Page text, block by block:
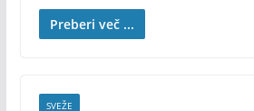
Preberi več ...
SVEŽE